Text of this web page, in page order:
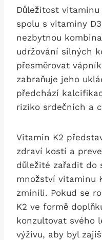
Důležitost
spolu s vitaminy
nezbytnou
udržování silných
přesměrovat
zabraňuje jeho
předchází
riziko srdečních a
Vitamin K2
zdraví kostí a
důležité zařadit do
množství vitaminu
zmínili. Pokud se
K2 ve formě
konzultovat svého
výživu, aby byl